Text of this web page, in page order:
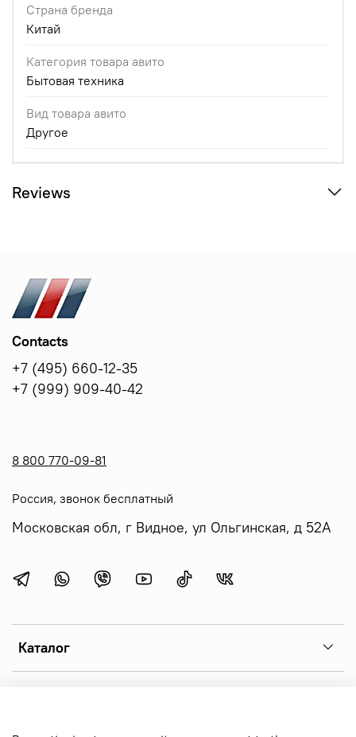
Страна бренда
Китай
Категория товара авито
Бытовая техника
Вид товара авито
Другое
Reviews
Каталог
Contacts
+7 (495) 660-12-35
+7 (999) 909-40-42
8 800 770-09-81
Россия, звонок бесплатный
Московская обл, г Видное, ул Ольгинская, д 52А